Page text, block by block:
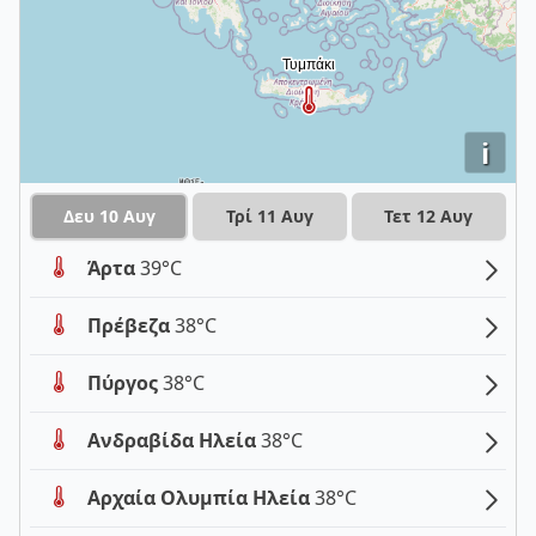
i
Δευ 10 Αυγ Τρί 11 Αυγ Τετ 12 Αυγ
Άρτα39°C
Πρέβεζα38°C
Πύργος38°C
Ανδραβίδα Ηλεία38°C
Αρχαία Ολυμπία Ηλεία38°C